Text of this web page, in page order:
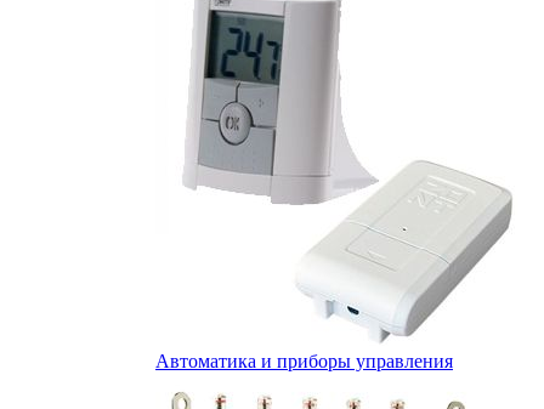
Автоматика и приборы управления